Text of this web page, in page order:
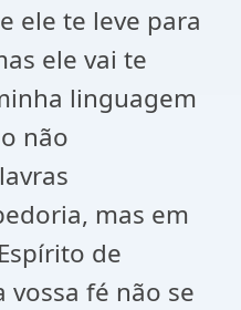
ele te leve para
ele vai te
linguagem
não
mas em
de
vossa fé não se